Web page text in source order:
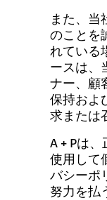
また、当
のことを
れている
ースは、
ナー、顧
保持およ
求または
A + Pは
使用して
バシーポ
努力を払